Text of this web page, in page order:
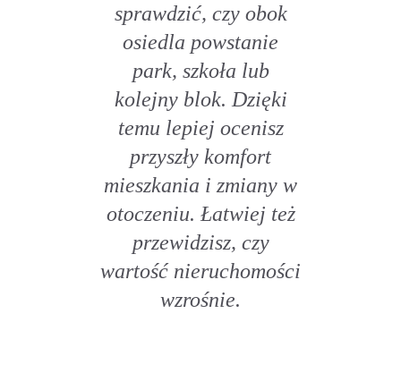
sprawdzić, czy obok
osiedla powstanie
park, szkoła lub
kolejny blok. Dzięki
temu lepiej ocenisz
przyszły komfort
mieszkania i zmiany w
otoczeniu. Łatwiej też
przewidzisz, czy
wartość nieruchomości
wzrośnie.